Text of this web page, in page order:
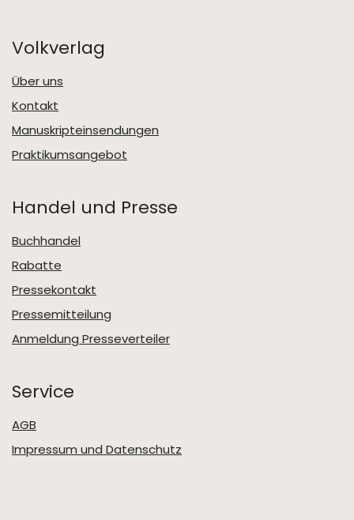
Volkverlag
Über uns
Kontakt
Manuskripteinsendungen
Praktikumsangebot
Handel und Presse
Buchhandel
Rabatte
Pressekontakt
Pressemitteilung
Anmeldung Presseverteiler
Service
AGB
Impressum und Datenschutz